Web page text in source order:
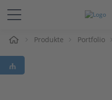
Lösungen & Produkte
Support
Produkte Portfolio